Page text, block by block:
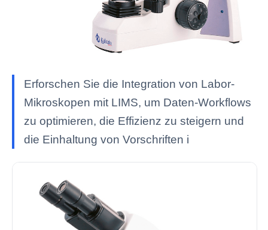
Erforschen Sie die Integration von Labor-
Mikroskopen mit LIMS, um Daten-Workflows
zu optimieren, die Effizienz zu steigern und
die Einhaltung von Vorschriften i